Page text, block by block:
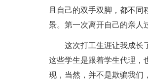
且自己的双手双脚，都不
景。第一次离开自己的亲人
这次打工生涯让我成长
这些学生是跟着学生代理，
现，当然，并不是欺骗我们